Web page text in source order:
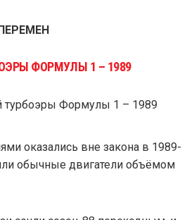
ФОРМУЛЫ 1 – 1989
оказались вне закона в 1989-
обычные двигатели объёмом